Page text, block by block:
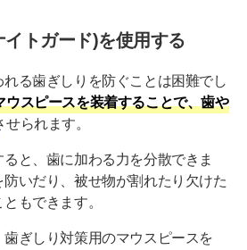
トガード)を使用する
る歯ぎしりを防ぐことは困難でし
ウスピースを装着することで、歯や
せられます。
と、歯に加わる力を分散できま
いだり、被せ物が割れたり欠けた
もできます。
ぎしり対策用のマウスピースを